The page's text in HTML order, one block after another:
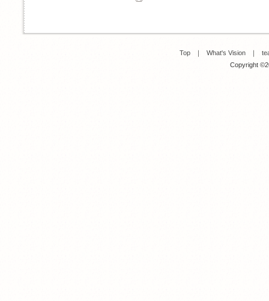
Top ｜ What's Vision ｜
Copyright